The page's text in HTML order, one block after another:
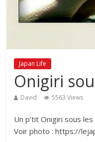
Japan Life
Onigiri
David 5563 Views
Un p’tit Onigiri sous
Voir photo : https://